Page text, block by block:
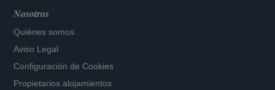
Nosotros
Quiénes somos
Aviso Legal
Configuración de Cookies
Propietarios alojamientos